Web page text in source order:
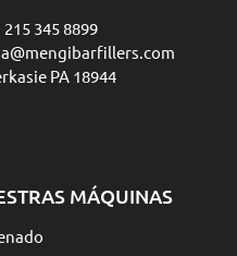
215 345 8899
PA 18944
MÁQUINAS